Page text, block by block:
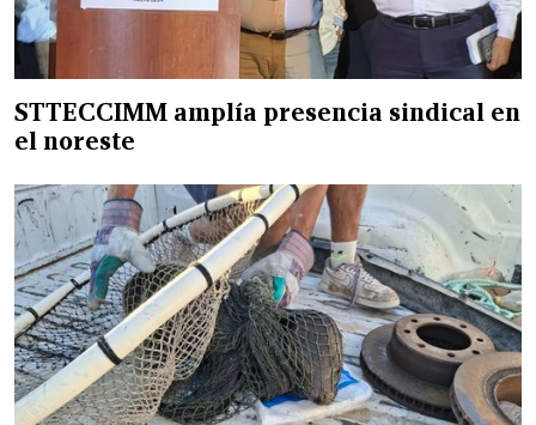
STTECCIMM amplía presencia sindical en
el noreste